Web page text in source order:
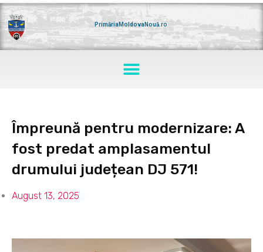
Skip
to
content
PrimăriaMoldovaNouă.ro
Menu
Împreună pentru modernizare: A
fost predat amplasamentul
drumului județean DJ 571!
August 13, 2025